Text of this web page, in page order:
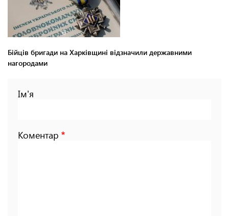
Бійців бригади на Харківщині відзначили державними
нагородами
Ім'я
Коментар